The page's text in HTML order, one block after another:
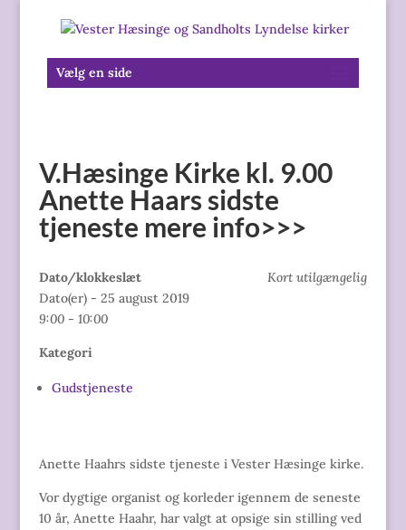
Vælg en side
V.Hæsinge Kirke kl. 9.00
Anette Haars sidste
tjeneste mere info>>>
Kort utilgængelig
Dato/klokkeslæt
Dato(er) - 25 august 2019
9:00 - 10:00
Kategori
Gudstjeneste
Anette Haahrs sidste tjeneste i Vester Hæsinge kirke.
Vor dygtige organist og korleder igennem de seneste
10 år, Anette Haahr, har valgt at opsige sin stilling ved